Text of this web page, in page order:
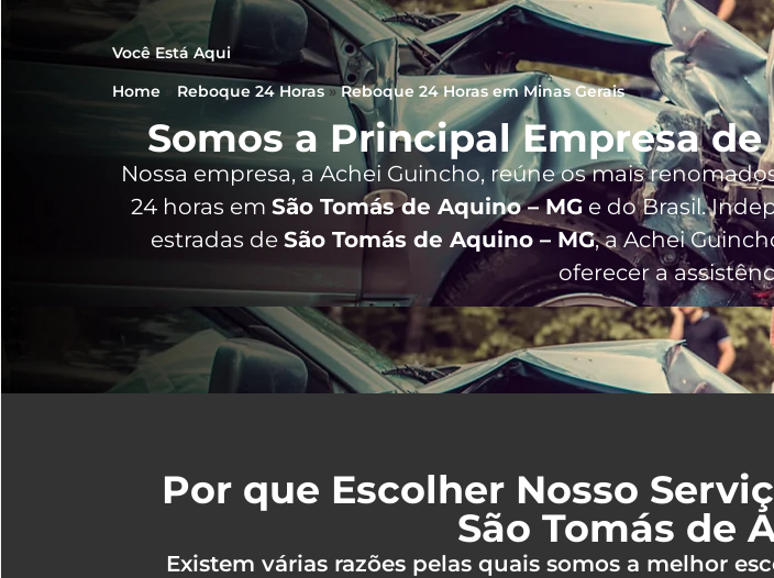
Você Está Aqui
Home
Reboque 24 Horas»Reboque 24 Horas em Minas Gerais
Somos a Principal Empresa
Nossa empresa, aAchei Guincho, reúne os mais
24 horas em São Tomás de Aquino – MG e do Brasil.
estradas de São Tomás de Aquino – MG, a Achei
oferecer a
Por que Escolher Nosso
São Tomás de
Existem várias razões pelas quais somos a melhor